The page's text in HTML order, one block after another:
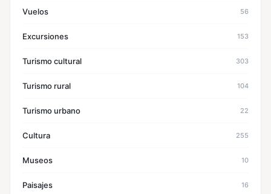
Vuelos 56
Excursiones 153
Turismo cultural 303
Turismo rural 104
Turismo urbano 22
Cultura 255
Museos 10
Paisajes 16